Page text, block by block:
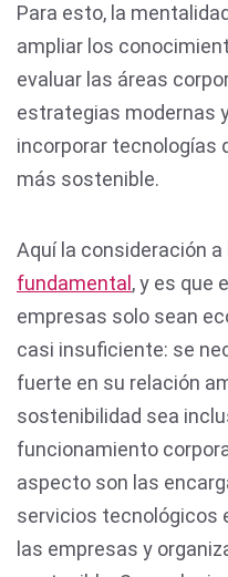
Para esto, la
ampliar los
evaluar las áreas
estrategias modernas
incorporar tecnologías
más sostenible.
Aquí la consideración a
fundamental , y es que
empresas solo sean
casi insuficiente: se
fuerte en su relación
sostenibilidad sea
funcionamiento
aspecto son las
servicios tecnológicos
las empresas y